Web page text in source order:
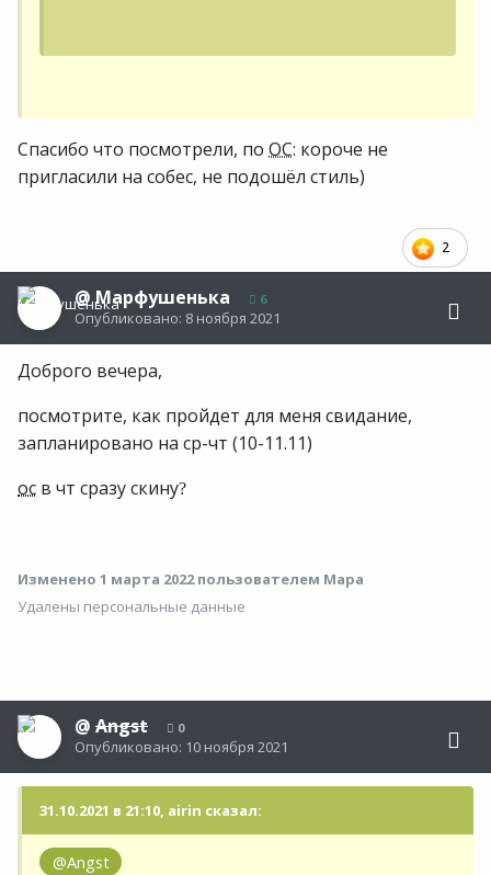
Спасибо что посмотрели, по ОС: короче не
пригласили на собес, не подошёл стиль)
2
@Марфушенька 6
Опубликовано: 8 ноября 2021
Доброго вечера,
посмотрите, как пройдет для меня свидание,
запланировано на ср-чт (10-11.11)
ос в чт сразу скину?
Изменено 1 марта 2022пользователем Мара
Удалены персональные данные
@ Angst 0
Опубликовано: 10 ноября 2021
31.10.2021 в 21:10, airin сказал:
@Angst